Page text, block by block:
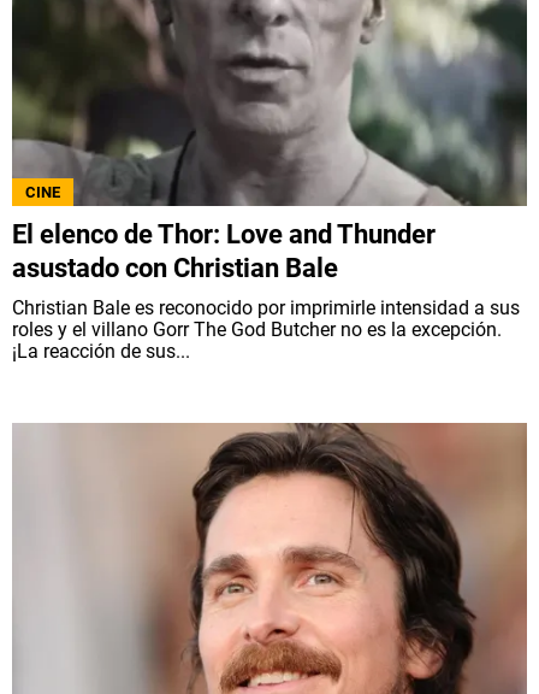
CINE
El elenco de Thor: Love and Thunder
asustado con Christian Bale
Christian Bale es reconocido por imprimirle intensidad a sus
roles y el villano Gorr The God Butcher no es la excepción.
¡La reacción de sus...